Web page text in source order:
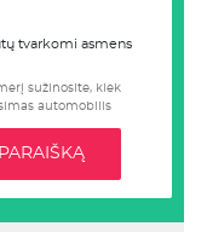
tvarkomi asmens
sužinosite, kiek
automobilis